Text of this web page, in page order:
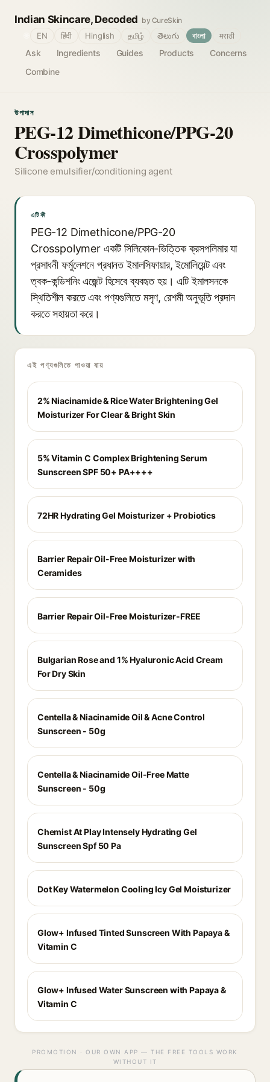
Indian Skincare, Decoded by CureSkin
Ask Ingredients Guides Products
Concerns
Combine
EN हिंदी Hinglish தமிழ் తెలుగు বাংলা मराठी
উপাদান
PEG-12 Dimethicone/PPG-20
Crosspolymer
Silicone emulsifier/conditioning agent
এটি কী
PEG-12 Dimethicone/PPG-20
Crosspolymer একটি সিলিকোন-ভিত্তিক ক্রসপলিমার যা
প্রসাধনী ফর্মুলেশনে প্রধানত ইমালসিফায়ার, ইমোলিয়েন্ট এবং
ত্বক-কন্ডিশনিং এজেন্ট হিসেবে ব্যবহৃত হয়। এটি ইমালসনকে
স্থিতিশীল করতে এবং পণ্যগুলিতে মসৃণ, রেশমী অনুভূতি প্রদান
করতে সহায়তা করে।
এই পণ্যগুলিতে পাওয়া যায়
2% Niacinamide & Rice Water Brightening Gel
Moisturizer For Clear & Bright Skin
5% Vitamin C Complex Brightening Serum
Sunscreen SPF 50+ PA++++
72HR Hydrating Gel Moisturizer + Probiotics
Barrier Repair Oil-Free Moisturizer with
Ceramides
Barrier Repair Oil-Free Moisturizer-FREE
Bulgarian Rose and 1% Hyaluronic Acid Cream
For Dry Skin
Centella & Niacinamide Oil & Acne Control
Sunscreen - 50g
Centella & Niacinamide Oil-Free Matte
Sunscreen - 50g
Chemist At Play Intensely Hydrating Gel
Sunscreen Spf 50 Pa
Dot Key Watermelon Cooling Icy Gel Moisturizer
Glow+ Infused Tinted Sunscreen With Papaya &
Vitamin C
Glow+ Infused Water Sunscreen with Papaya &
Vitamin C
PROMOTION · OUR OWN APP — THE FREE TOOLS WORK
WITHOUT IT